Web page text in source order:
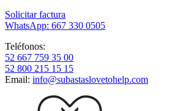
Solicitar factura
WhatsApp: 667 330 0505
Teléfonos:
52 667 759 35 00
52 800 215 15 15
Email: info@subastaslovetohelp.com